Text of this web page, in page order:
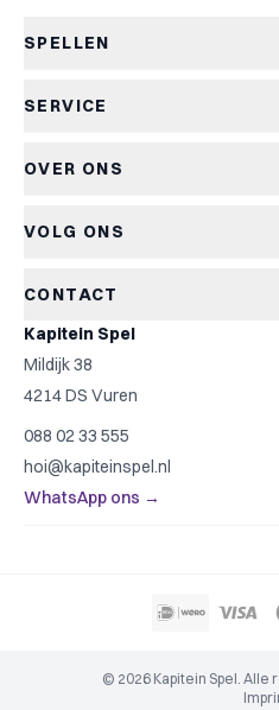
SPELLEN
Nieuwe spellen
Kinderspellen
Top 10
SERVICE
Retourneren
OVER ONS
Het Kapiteinsspel
Spelregels
Contact
VOLG ONS
CONTACT
Kapitein Spel
Mildijk 38
4214 DS Vuren
088 02 33 555
hoi@kapiteinspel.nl
WhatsApp ons →
© 2026 Kapitein Spel.